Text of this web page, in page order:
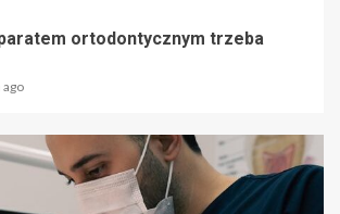
ortodontycznym trzeba
ago